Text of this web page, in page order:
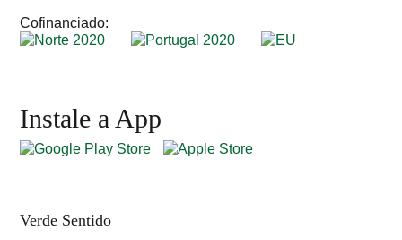
Cofinanciado:
Instale a App
Verde Sentido